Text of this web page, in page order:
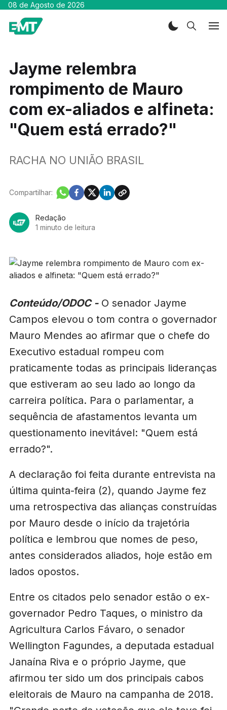
08 de Agosto de 2026
Jayme relembra
rompimento de Mauro
com ex-aliados e alfineta:
"Quem está errado?"
RACHA NO UNIÃO BRASIL
Redação
1 minuto de leitura
Compartilhar:
Conteúdo/ODOC -O senador Jayme
Campos elevou o tom contra o governador
Mauro Mendes ao afirmar que o chefe do
Executivo estadual rompeu com
praticamente todas as principais lideranças
que estiveram ao seu lado ao longo da
carreira política. Para o parlamentar, a
sequência de afastamentos levanta um
questionamento inevitável: "Quem está
errado?".
A declaração foi feita durante entrevista na
última quinta-feira (2), quando Jayme fez
uma retrospectiva das alianças construídas
por Mauro desde o início da trajetória
política e lembrou que nomes de peso,
antes considerados aliados, hoje estão em
lados opostos.
Entre os citados pelo senador estão o ex-
governador Pedro Taques, o ministro da
Agricultura Carlos Fávaro, o senador
Wellington Fagundes, a deputada estadual
Janaína Riva e o próprio Jayme, que
afirmou ter sido um dos principais cabos
eleitorais de Mauro na campanha de 2018.